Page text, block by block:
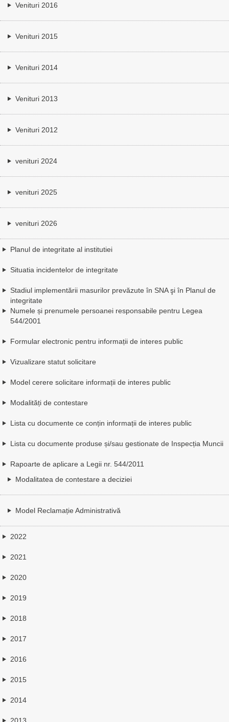
Venituri 2016
Venituri 2015
Venituri 2014
Venituri 2013
Venituri 2012
venituri 2024
venituri 2025
venituri 2026
Planul de integritate al institutiei
Situatia incidentelor de integritate
Stadiul implementării masurilor prevăzute în SNA şi în Planul de
integritate
Numele și prenumele persoanei responsabile pentru Legea
544/2001
Formular electronic pentru informații de interes public
Vizualizare statut solicitare
Model cerere solicitare informații de interes public
Modalități de contestare
Lista cu documente ce conțin informații de interes public
Lista cu documente produse și/sau gestionate de Inspecția Muncii
Rapoarte de aplicare a Legii nr. 544/2011
Modalitatea de contestare a deciziei
Model Reclamație Administrativă
2022
2021
2020
2019
2018
2017
2016
2015
2014
2013